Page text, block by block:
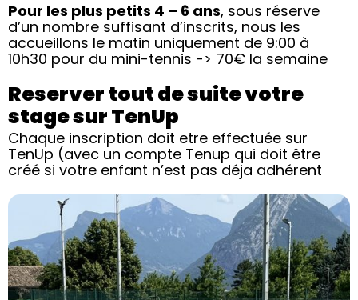
Pour les plus petits 4 – 6 ans, sous réserve
d’un nombre suffisant d’inscrits, nous les
accueillons le matin uniquement de 9:00 à
10h30 pour du mini-tennis -> 70€ la semaine
Reserver tout de suite votre
stage sur TenUp
Chaque inscription doit etre effectuée sur
TenUp (avec un compte Tenup qui doit être
créé si votre enfant n’est pas déja adhérent